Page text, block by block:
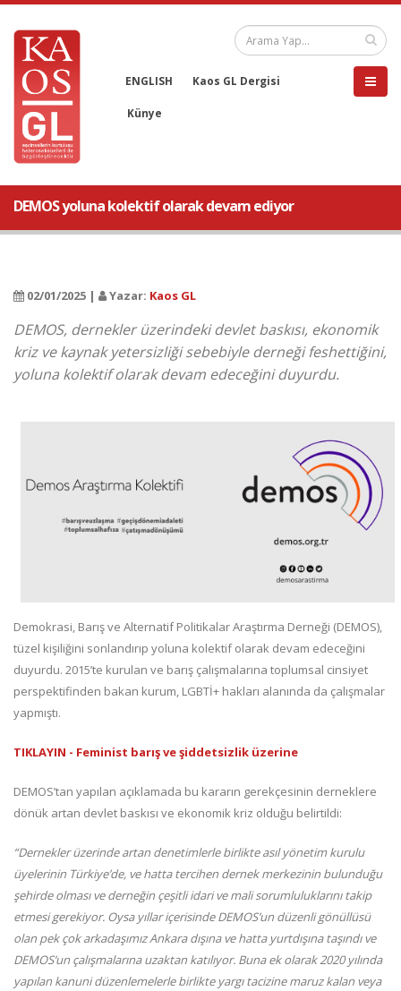
ENGLISH Kaos GL Dergisi
Künye
DEMOS yoluna kolektif olarak devam ediyor
02/01/2025 | Yazar: Kaos GL
DEMOS, dernekler üzerindeki devlet baskısı, ekonomik
kriz ve kaynak yetersizliği sebebiyle derneği feshettiğini,
yoluna kolektif olarak devam edeceğini duyurdu.
Demokrasi, Barış ve Alternatif Politikalar Araştırma Derneği (DEMOS),
tüzel kişiliğini sonlandırıp yoluna kolektif olarak devam edeceğini
duyurdu. 2015’te kurulan ve barış çalışmalarına toplumsal cinsiyet
perspektifinden bakan kurum, LGBTİ+ hakları alanında da çalışmalar
yapmıştı.
TIKLAYIN - Feminist barış ve şiddetsizlik üzerine
DEMOS’tan yapılan açıklamada bu kararın gerekçesinin derneklere
dönük artan devlet baskısı ve ekonomik kriz olduğu belirtildi:
“Dernekler üzerinde artan denetimlerle birlikte asıl yönetim kurulu
üyelerinin Türkiye’de, ve hatta tercihen dernek merkezinin bulunduğu
şehirde olması ve derneğin çeşitli idari ve mali sorumluluklarını takip
etmesi gerekiyor. Oysa yıllar içerisinde DEMOS’un düzenli gönüllüsü
olan pek çok arkadaşımız Ankara dışına ve hatta yurtdışına taşındı ve
DEMOS’un çalışmalarına uzaktan katılıyor. Buna ek olarak 2020 yılında
yapılan kanuni düzenlemelerle birlikte yargı tacizine maruz kalan veya